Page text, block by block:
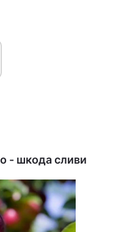
- шкода сливи